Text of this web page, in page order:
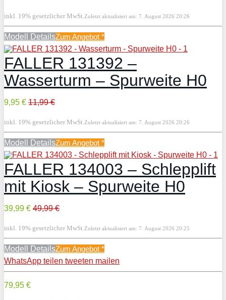
inkl. 19% gesetzlicher MwSt.Zuletzt aktualisiert am: 7. August 2026 20:26
Modell DetailsZum Angebot *
FALLER 131392 –
Wasserturm – Spurweite H0
9,95 € 11,99 €
inkl. 19% gesetzlicher MwSt.Zuletzt aktualisiert am: 7. August 2026 20:26
Modell DetailsZum Angebot *
FALLER 134003 – Schlepplift
mit Kiosk – Spurweite H0
39,99 € 49,99 €
inkl. 19% gesetzlicher MwSt.Zuletzt aktualisiert am: 7. August 2026 20:25
Modell DetailsZum Angebot *
WhatsApp teilen tweeten mailen
79,95 €